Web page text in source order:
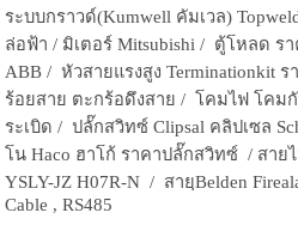
ระบบกราวด์(Kumwell คัมเวล)
ล่อฟ้า / มิเตอร์ Mitsubishi / ตู้โหลด รา
ABB / หัวสายแรงสูง Terminationkit
ร้อยสาย ตะกร้อดึงสาย / โคมไฟ โคม
ระเบิด / ปลั๊กสวิทซ์ Clipsal คลิปเซล
โน Haco ฮาโก้ ราคาปลั๊กสวิทซ์ / สาย
YSLY-JZ H07R-N / สายฺBelden
Cable , RS485